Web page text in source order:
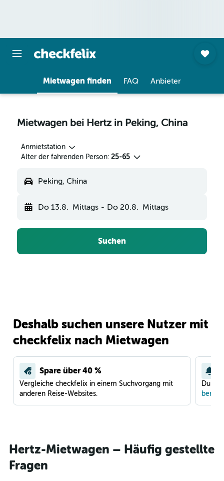
Mietwagen finden FAQ Anbieter
Mietwagen bei Hertz in Peking, China
Anmietstation
Alter der fahrenden Person: 25-65
Peking, China
Do 13.8. Mittags - Do 20.8. Mittags
Suchen
Deshalb suchen unsere Nutzer mit
checkfelix nach Mietwagen
Spare über 40 %
Vergleiche checkfelix in einem Suchvorgang mit
anderen Reise-Websites.
Du
Hertz-Mietwagen – Häufig gestellte
Fragen